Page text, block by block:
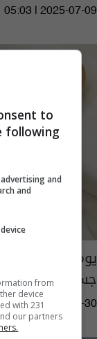
05:03 | 2025-07-09
يوم واحد بلا
جسيمة
05:09 | 2023-03-30
to
following
and
and
from
device
with 231
our partners